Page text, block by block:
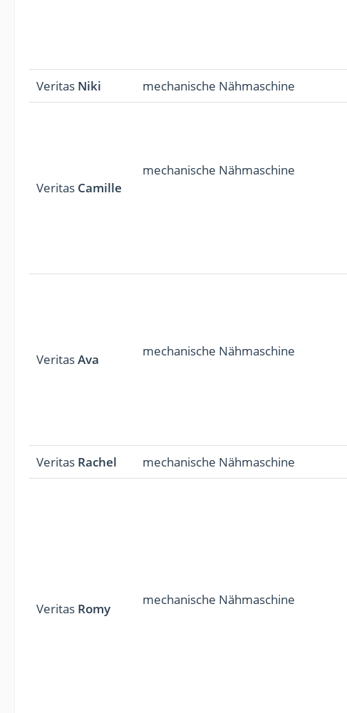
Veritas Niki mechanische Nähmaschine
Veritas Camille
mechanische Nähmaschine
VeritasAva
mechanische Nähmaschine
Veritas Rachel mechanische Nähmaschine
Veritas Romy
mechanische Nähmaschine